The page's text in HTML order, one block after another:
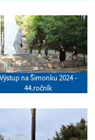
Výstup na Šimonku 2024 -
44.ročník